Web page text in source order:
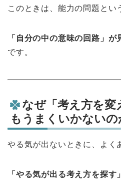
このときは、能力の問題とい
「自分の中の意味の回路」
です。
なぜ「考え方を変
もうまくいかないの
やる気が出ないときに、よく
「やる気が出る考え方を探す」